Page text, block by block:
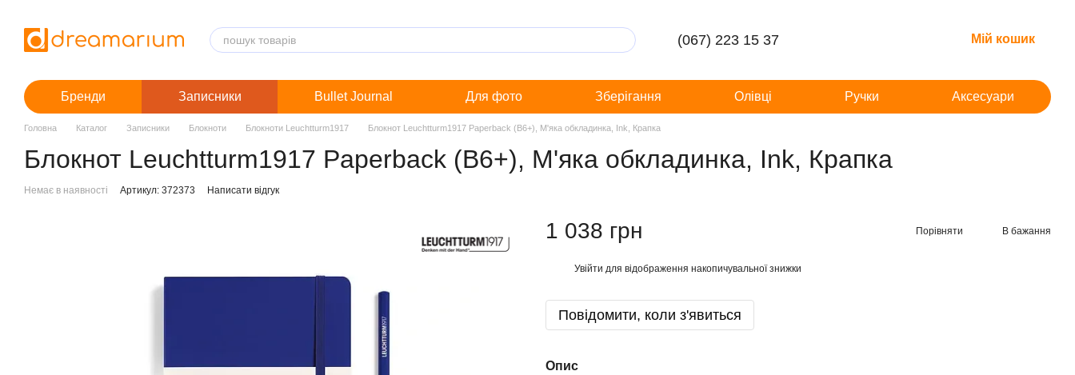
(067) 223 15 37 Мій кошик
Бренди Записники Bullet Journal Для фото Зберігання Олівці Ручки Аксесуари
Головна Каталог Записники Блокноти Блокноти Leuchtturm1917 Блокнот Leuchtturm1917 Paperback (B6+), М'яка обкладинка, Ink, Крапка
Блокнот Leuchtturm1917 Paperback (B6+), М'яка обкладинка, Ink, Крапка
Немає в наявності Артикул: 372373 Написати відгук
1 038 грн Порівняти В бажання
Увійти для відображення накопичувальної знижки
Повідомити, коли з'явиться
Опис